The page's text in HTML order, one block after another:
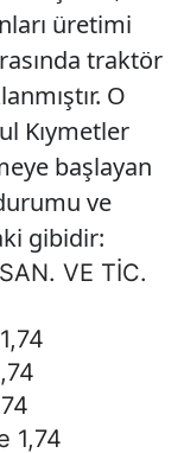
üretimi
traktör
O
Kıymetler
başlayan
ve
gibidir:
VE TİC.
1,74